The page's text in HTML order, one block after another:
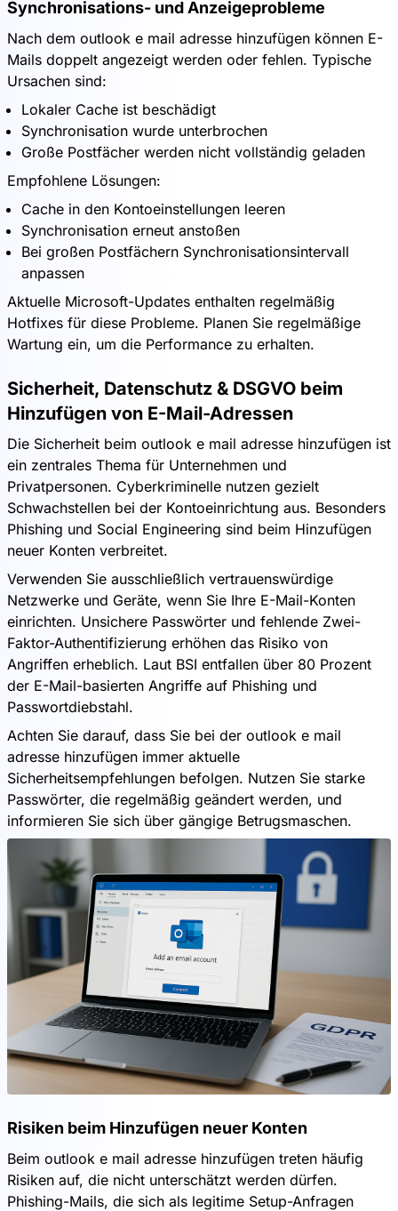
Synchronisations- und Anzeigeprobleme
Nach dem outlook e mail adresse hinzufügen können E-
Mails doppelt angezeigt werden oder fehlen. Typische
Ursachen sind:
Lokaler Cache ist beschädigt
Synchronisation wurde unterbrochen
Große Postfächer werden nicht vollständig geladen
Empfohlene Lösungen:
Cache in den Kontoeinstellungen leeren
Synchronisation erneut anstoßen
Bei großen Postfächern Synchronisationsintervall
anpassen
Aktuelle Microsoft-Updates enthalten regelmäßig
Hotfixes für diese Probleme. Planen Sie regelmäßige
Wartung ein, um die Performance zu erhalten.
Sicherheit, Datenschutz & DSGVO beim
Hinzufügen von E-Mail-Adressen
Die Sicherheit beim outlook e mail adresse hinzufügen ist
ein zentrales Thema für Unternehmen und
Privatpersonen. Cyberkriminelle nutzen gezielt
Schwachstellen bei der Kontoeinrichtung aus. Besonders
Phishing und Social Engineering sind beim Hinzufügen
neuer Konten verbreitet.
Verwenden Sie ausschließlich vertrauenswürdige
Netzwerke und Geräte, wenn Sie Ihre E-Mail-Konten
einrichten. Unsichere Passwörter und fehlende Zwei-
Faktor-Authentifizierung erhöhen das Risiko von
Angriffen erheblich. Laut BSI entfallen über 80 Prozent
der E-Mail-basierten Angriffe auf Phishing und
Passwortdiebstahl.
Achten Sie darauf, dass Sie bei der outlook e mail
adresse hinzufügen immer aktuelle
Sicherheitsempfehlungen befolgen. Nutzen Sie starke
Passwörter, die regelmäßig geändert werden, und
informieren Sie sich über gängige Betrugsmaschen.
Risiken beim Hinzufügen neuer Konten
Beim outlook e mail adresse hinzufügen treten häufig
Risiken auf, die nicht unterschätzt werden dürfen.
Phishing-Mails, die sich als legitime Setup-Anfragen